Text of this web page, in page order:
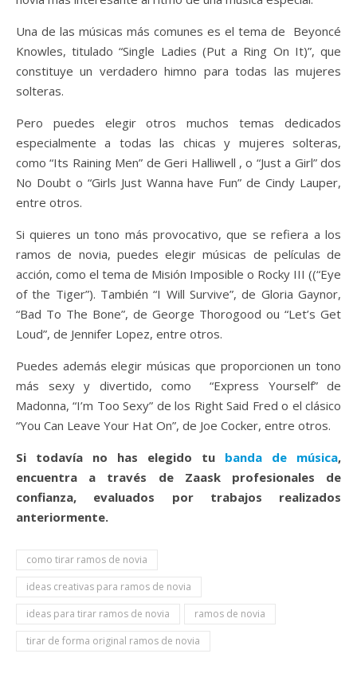
Una de las músicas más comunes es el tema de Beyoncé
Knowles, titulado “Single Ladies (Put a Ring On It)”, que
constituye un verdadero himno para todas las mujeres
solteras.
Pero puedes elegir otros muchos temas dedicados
especialmente a todas las chicas y mujeres solteras,
como “Its Raining Men” de Geri Halliwell , o “Just a Girl” dos
No Doubt o “Girls Just Wanna have Fun” de Cindy Lauper,
entre otros.
Si quieres un tono más provocativo, que se refiera a los
ramos de novia, puedes elegir músicas de películas de
acción, como el tema de Misión Imposible o Rocky III ((“Eye
of the Tiger”). También “I Will Survive”, de Gloria Gaynor,
“Bad To The Bone”, de George Thorogood ou “Let’s Get
Loud”, de Jennifer Lopez, entre otros.
Puedes además elegir músicas que proporcionen un tono
más sexy y divertido, como “Express Yourself” de
Madonna, “I’m Too Sexy” de los Right Said Fred o el clásico
“You Can Leave Your Hat On”, de Joe Cocker, entre otros.
Si todavía no has elegido tu banda de música,
encuentra a través de Zaask profesionales de
confianza, evaluados por trabajos realizados
anteriormente.
como tirar ramos de novia
ideas creativas para ramos de novia
ideas para tirar ramos de novia
ramos de novia
tirar de forma original ramos de novia